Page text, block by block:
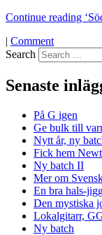
Continue reading
| Comment
Search
Senaste
På G igen
Ge bulk till
Nytt år, ny
Fick hem
Ny batch II
Mer om
En bra hals-
Den mystiska
Lokalgitarr,
Ny batch